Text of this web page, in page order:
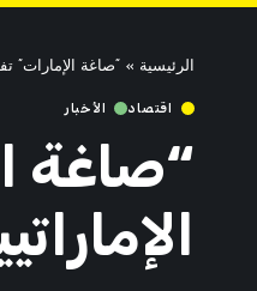
الرئيسية » “صاغة الإمارات”
اقتصاد الأخبار
“صاغة